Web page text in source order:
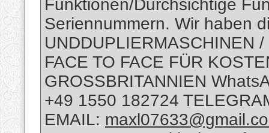
Funktionen/Durchsichtige
Seriennummern. Wir haben
UNDDUPLIERMASCHINEN
FACE TO FACE FÜR
GROSSBRITANNIEN
+49 1550 182724
EMAIL: